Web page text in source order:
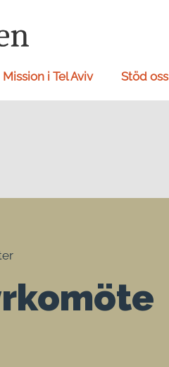
Mission i Tel Aviv Stöd oss